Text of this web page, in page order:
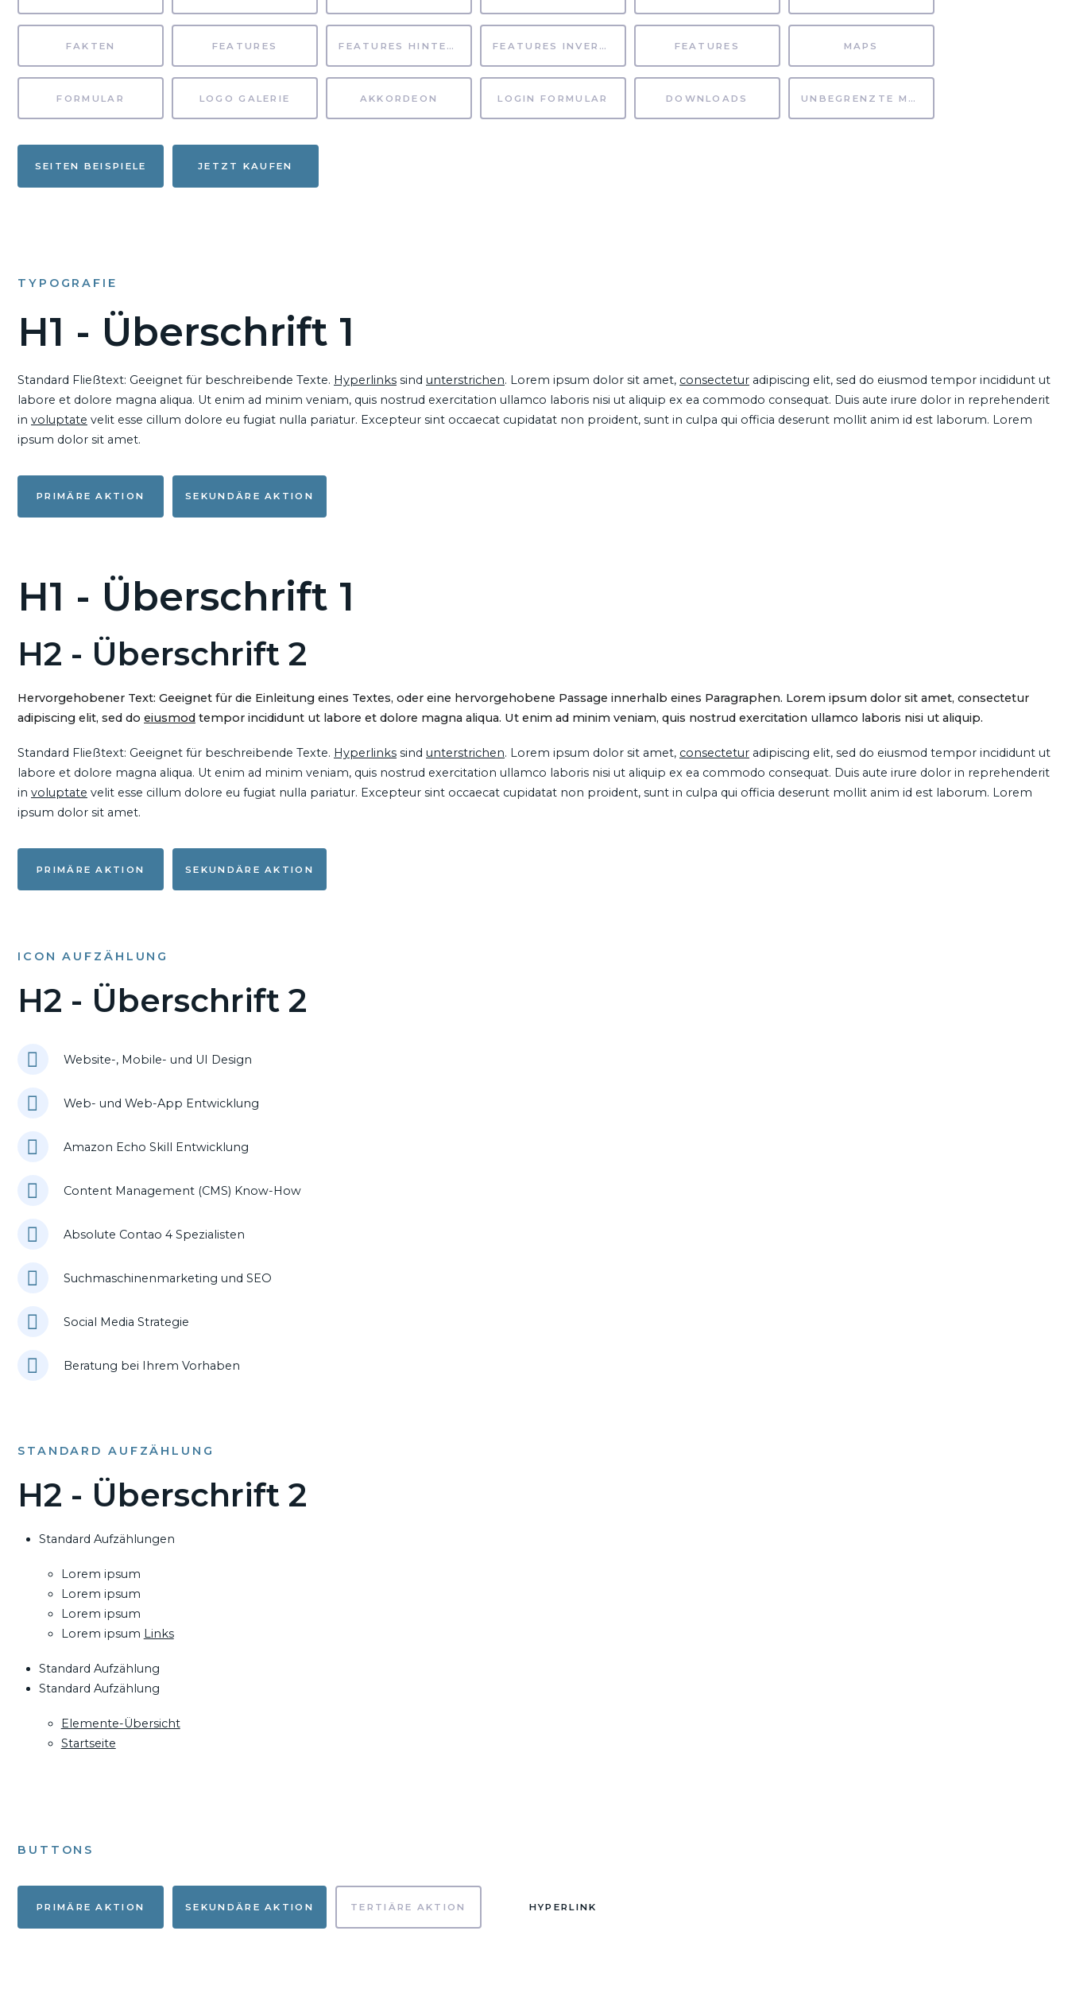
FAKTEN FEATURES FEATURES HINTERGRUND FEATURES INVERTIERT FEATURES MAPS
FORMULAR LOGO GALERIE AKKORDEON LOGIN FORMULAR DOWNLOADS UNBEGRENZTE MÖGLICHKEITEN
SEITEN BEISPIELE JETZT KAUFEN
TYPOGRAFIE
H1 - Überschrift 1
Standard Fließtext: Geeignet für beschreibende Texte. Hyperlinks sind unterstrichen. Lorem ipsum dolor sit amet, consectetur adipiscing elit, sed do eiusmod tempor incididunt ut
labore et dolore magna aliqua. Ut enim ad minim veniam, quis nostrud exercitation ullamco laboris nisi ut aliquip ex ea commodo consequat. Duis aute irure dolor in reprehenderit
in voluptate velit esse cillum dolore eu fugiat nulla pariatur. Excepteur sint occaecat cupidatat non proident, sunt in culpa qui officia deserunt mollit anim id est laborum. Lorem
ipsum dolor sit amet.
PRIMÄRE AKTION SEKUNDÄRE AKTION
H1 - Überschrift 1
H2 - Überschrift 2
Hervorgehobener Text: Geeignet für die Einleitung eines Textes, oder eine hervorgehobene Passage innerhalb eines Paragraphen. Lorem ipsum dolor sit amet, consectetur
adipiscing elit, sed do eiusmod tempor incididunt ut labore et dolore magna aliqua. Ut enim ad minim veniam, quis nostrud exercitation ullamco laboris nisi ut aliquip.
Standard Fließtext: Geeignet für beschreibende Texte. Hyperlinks sind unterstrichen. Lorem ipsum dolor sit amet, consectetur adipiscing elit, sed do eiusmod tempor incididunt ut
labore et dolore magna aliqua. Ut enim ad minim veniam, quis nostrud exercitation ullamco laboris nisi ut aliquip ex ea commodo consequat. Duis aute irure dolor in reprehenderit
in voluptate velit esse cillum dolore eu fugiat nulla pariatur. Excepteur sint occaecat cupidatat non proident, sunt in culpa qui officia deserunt mollit anim id est laborum. Lorem
ipsum dolor sit amet.
PRIMÄRE AKTION SEKUNDÄRE AKTION
ICON AUFZÄHLUNG
H2 - Überschrift 2
Website-, Mobile- und UI Design
Web- und Web-App Entwicklung
Amazon Echo Skill Entwicklung
Content Management (CMS) Know-How
Absolute Contao 4 Spezialisten
Suchmaschinenmarketing und SEO
Social Media Strategie
Beratung bei Ihrem Vorhaben
STANDARD AUFZÄHLUNG
H2 - Überschrift 2
Standard Aufzählungen
Lorem ipsum
Lorem ipsum
Lorem ipsum
Lorem ipsum Links
Standard Aufzählung
Standard Aufzählung
Elemente-Übersicht
Startseite
BUTTONS
PRIMÄRE AKTION SEKUNDÄRE AKTION TERTIÄRE AKTION HYPERLINK